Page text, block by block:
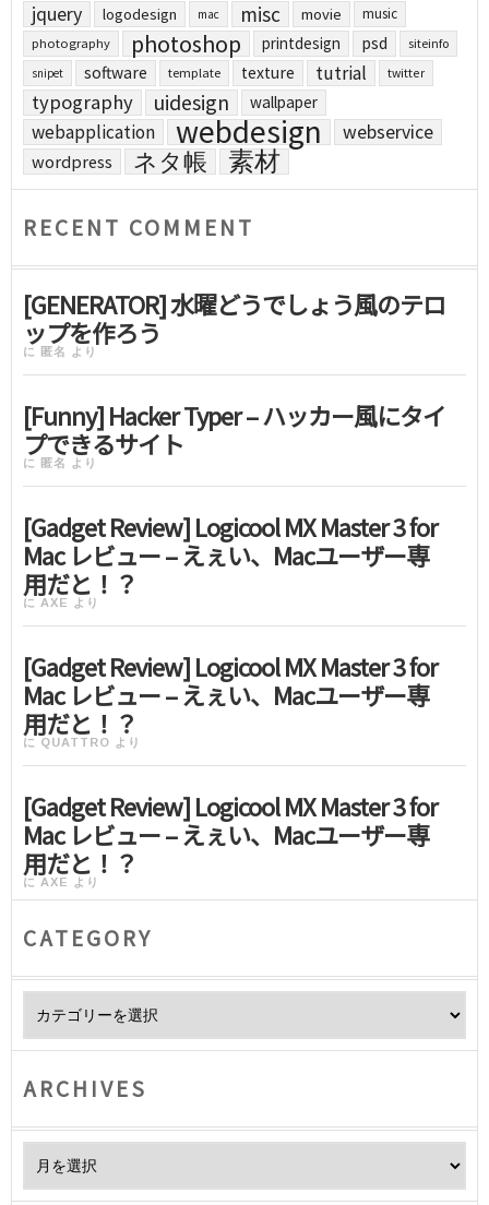
jquery logodesign mac misc movie music
photography photoshop printdesign psd siteinfo
snipet software template texture tutrial twitter
typography uidesign wallpaper
webapplication webdesign webservice
wordpress ネタ帳 素材
RECENT COMMENT
[GENERATOR] 水曜どうでしょう風のテロ
ップを作ろう
に 匿名 より
[Funny] Hacker Typer – ハッカー風にタイ
プできるサイト
に 匿名 より
[Gadget Review] Logicool MX Master 3 for
Mac レビュー – えぇい、Macユーザー専
用だと！？
に AXE より
[Gadget Review] Logicool MX Master 3 for
Mac レビュー – えぇい、Macユーザー専
用だと！？
に QUATTRO より
[Gadget Review] Logicool MX Master 3 for
Mac レビュー – えぇい、Macユーザー専
用だと！？
に AXE より
CATEGORY
ARCHIVES